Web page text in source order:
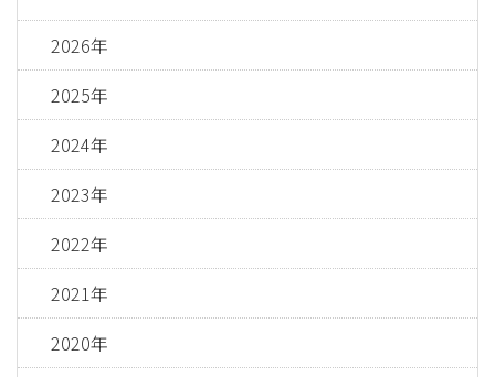
2026年
2025年
2024年
2023年
2022年
2021年
2020年